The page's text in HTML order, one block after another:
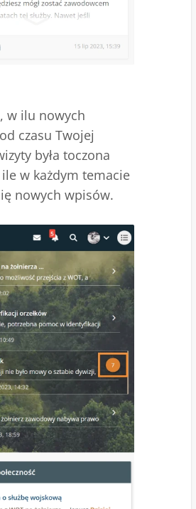
w ilu nowych
czasu Twojej
była toczona
w każdym temacie
nowych wpisów.